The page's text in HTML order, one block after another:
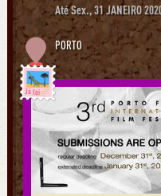
Até Sex., 31 JANEIRO
PORTO
Já foi